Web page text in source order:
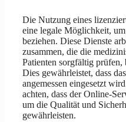
Die Nutzung eines
eine legale Möglichkeit,
beziehen. Diese Dienste
zusammen, die die
Patienten sorgfältig prüfen,
Dies gewährleistet, dass
angemessen eingesetzt
achten, dass der Online-
um die Qualität und
gewährleisten.